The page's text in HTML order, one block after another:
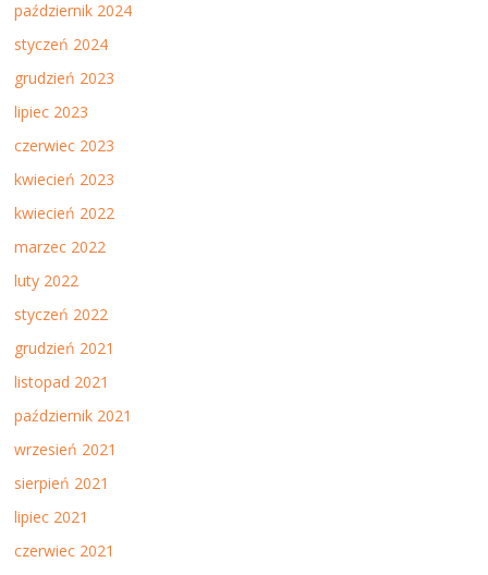
październik 2024
styczeń 2024
grudzień 2023
lipiec 2023
czerwiec 2023
kwiecień 2023
kwiecień 2022
marzec 2022
luty 2022
styczeń 2022
grudzień 2021
listopad 2021
październik 2021
wrzesień 2021
sierpień 2021
lipiec 2021
czerwiec 2021